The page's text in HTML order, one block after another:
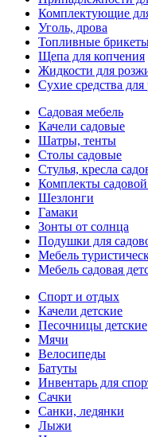
Комплектующие
Уголь, дрова
Топливные
Щепа для копчения
Жидкости для
Сухие средства для
Садовая мебель
Качели садовые
Шатры, тенты
Столы садовые
Стулья, кресла
Комплекты
Шезлонги
Гамаки
Зонты от солнца
Подушки для
Мебель
Мебель садовая
Спорт и отдых
Качели детские
Песочницы детские
Мячи
Велосипеды
Батуты
Инвентарь для
Сачки
Санки, ледянки
Лыжи